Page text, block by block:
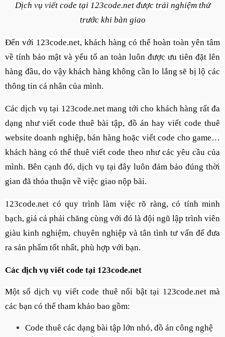
Dịch vụ viết code tại 123code.net được trải nghiệm thử
trước khi bàn giao
Đến với 123code.net, khách hàng có thể hoàn toàn yên tâm
về tính bảo mật và yếu tố an toàn luôn được ưu tiên đặt lên
hàng đầu, do vậy khách hàng không cần lo lắng sẽ bị lộ các
thông tin cá nhân của mình.
Các dịch vụ tại 123code.net mang tới cho khách hàng rất đa
dạng như viết code thuê bài tập, đồ án hay viết code thuê
website doanh nghiệp, bán hàng hoặc viết code cho game…
khách hàng có thể thuê viết code theo như các yêu cầu của
mình. Bên cạnh đó, dịch vụ tại đây luôn đảm bảo đúng thời
gian đã thỏa thuận về việc giao nộp bài.
123code.net có quy trình làm việc rõ ràng, có tính minh
bạch, giá cả phải chăng cùng với đó là đội ngũ lập trình viên
giàu kinh nghiệm, chuyên nghiệp và tân tình tư vấn để đưa
ra sản phẩm tốt nhất, phù hợp với bạn.
Các dịch vụ viết code tại 123code.net
Một số dịch vụ viết code thuê nổi bật tại 123code.net mà
các bạn có thể tham khảo bao gồm:
Code thuê các dạng bài tập lớn nhỏ, đồ án công nghệ